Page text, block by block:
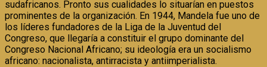
sudafricanos. Pronto sus cualidades lo situarían en puestos
prominentes de la organización. En 1944, Mandela fue uno de
los líderes fundadores de la Liga de la Juventud del
Congreso, que llegaría a constituir el grupo dominante del
Congreso Nacional Africano; su ideología era un socialismo
africano: nacionalista, antirracista y antiimperialista.